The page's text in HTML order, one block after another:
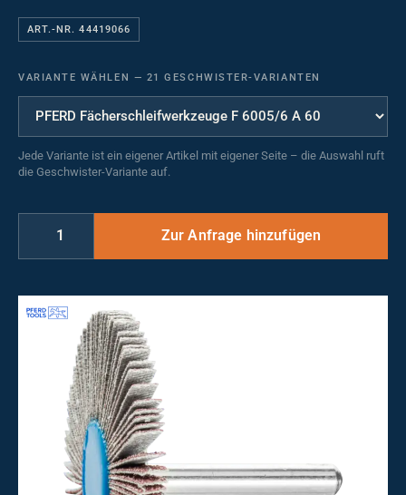
ART.-NR. 44419066
VARIANTE WÄHLEN — 21 GESCHWISTER-VARIANTEN
Jede Variante ist ein eigener Artikel mit eigener Seite – die Auswahl ruft
die Geschwister-Variante auf.